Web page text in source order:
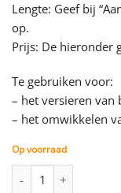
Lengte: Geef bij
op.
Prijs: De hieronder
Te gebruiken voor:
– het versieren van
– het omwikkelen
Op voorraad